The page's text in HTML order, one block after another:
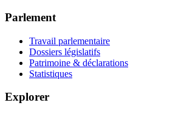
Parlement
Travail parlementaire
Dossiers législatifs
Patrimoine & déclarations
Statistiques
Explorer